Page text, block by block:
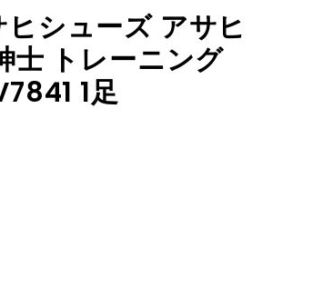
ヒシューズ アサヒ
士 トレーニング
1足